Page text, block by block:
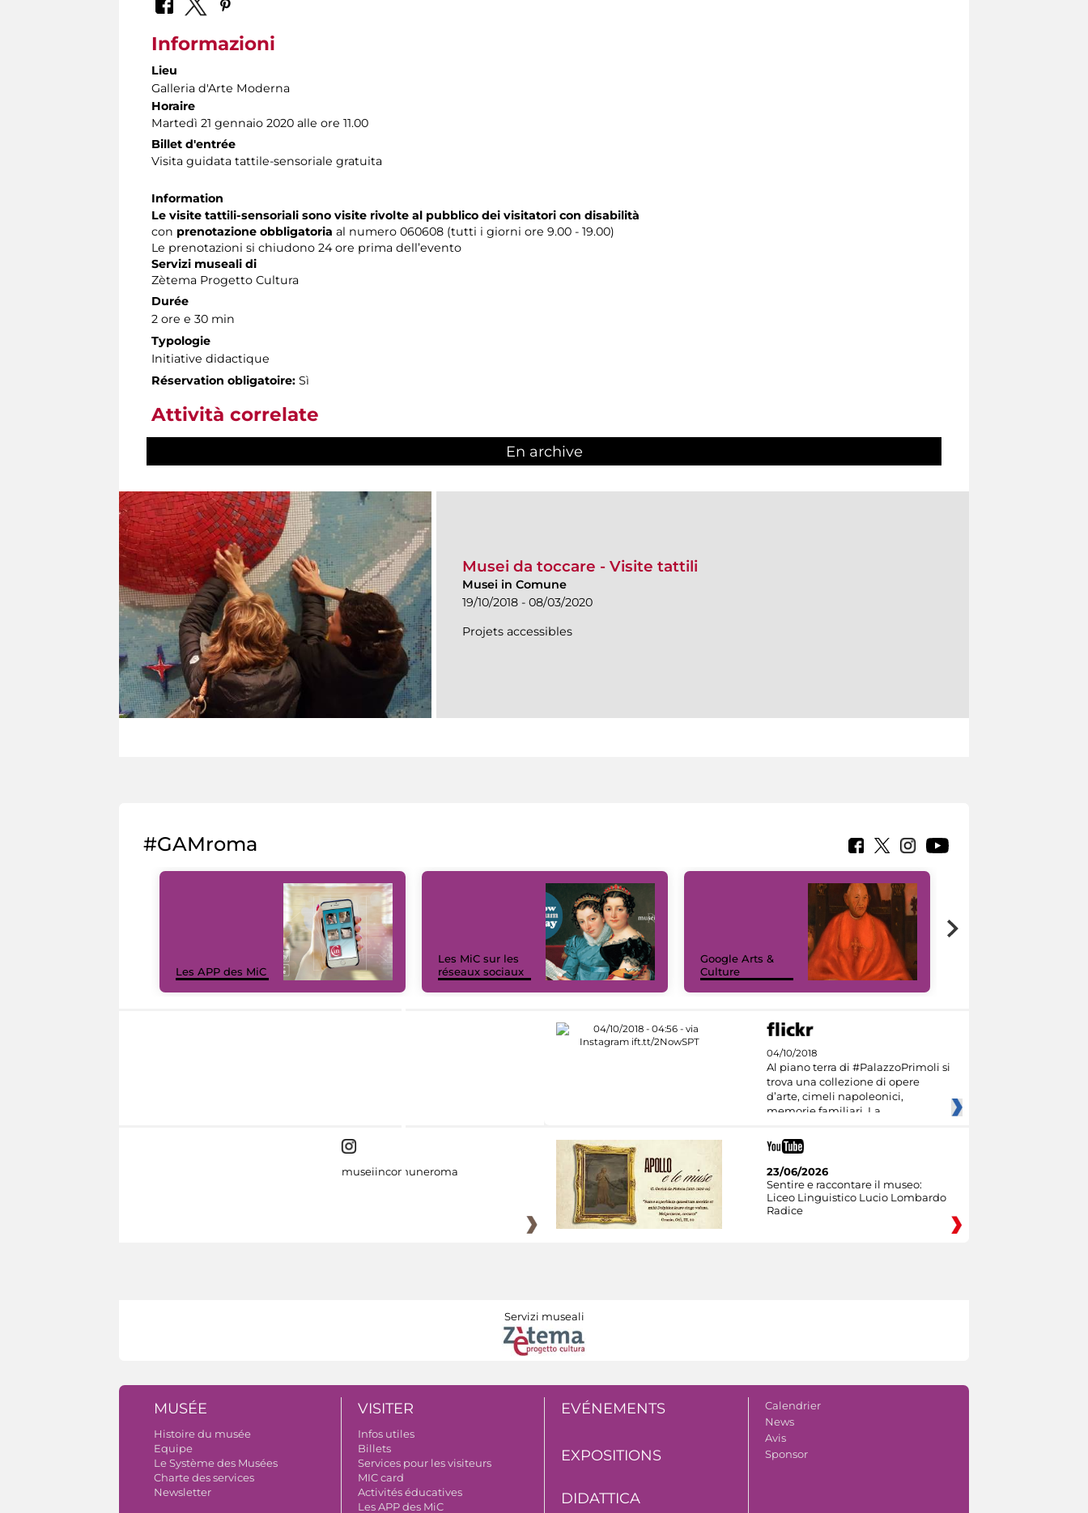
Informazioni
Lieu
Galleria d'Arte Moderna
Horaire
Martedì 21 gennaio 2020 alle ore 11.00
Billet d'entrée
Visita guidata tattile-sensoriale gratuita
Information
Le visite tattili-sensoriali sono visite rivolte al pubblico dei visitatori con disabilità
con prenotazione obbligatoria al numero 060608 (tutti i giorni ore 9.00 - 19.00)
Le prenotazioni si chiudono 24 ore prima dell’evento
Servizi museali di
Zètema Progetto Cultura
Durée
2 ore e 30 min
Typologie
Initiative didactique
Réservation obligatoire: Sì
Attività correlate
En archive
Musei da toccare - Visite tattili
Musei in Comune
19/10/2018 - 08/03/2020
Projets accessibles
#GAMroma
Les APP des MiC
Les MiC sur les
réseaux sociaux
Google Arts &
Culture
04/10/2018
Al piano terra di #PalazzoPrimoli si
trova una collezione di opere
d’arte, cimeli napoleonici,
memorie familiari. La
museiincomuneroma
23/06/2026
Sentire e raccontare il museo:
Liceo Linguistico Lucio Lombardo
Radice
Servizi museali
MUSÉE
Histoire du musée
Equipe
Le Système des Musées
Charte des services
Newsletter
VISITER
Infos utiles
Billets
Services pour les visiteurs
MIC card
Activités éducatives
Les APP des MiC
EVÉNEMENTS
EXPOSITIONS
DIDATTICA
Calendrier
News
Avis
Sponsor